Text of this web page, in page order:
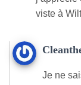
viste à
Je ne